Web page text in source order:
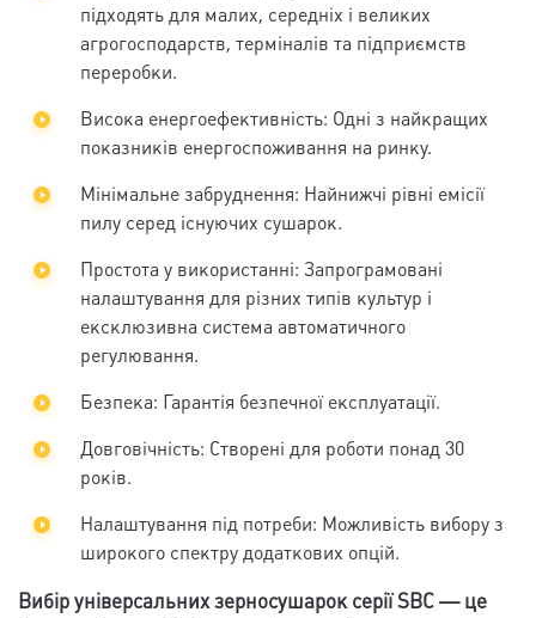
підходять для малих, середніх і великих
агрогосподарств, терміналів та підприємств
переробки.
Висока енергоефективність: Одні з найкращих
показників енергоспоживання на ринку.
Мінімальне забруднення: Найнижчі рівні емісії
пилу серед існуючих сушарок.
Простота у використанні: Запрограмовані
налаштування для різних типів культур і
ексклюзивна система автоматичного
регулювання.
Безпека: Гарантія безпечної експлуатації.
Довговічність: Створені для роботи понад 30
років.
Налаштування під потреби: Можливість вибору з
широкого спектру додаткових опцій.
Вибір універсальних зерносушарок серії SBC — це